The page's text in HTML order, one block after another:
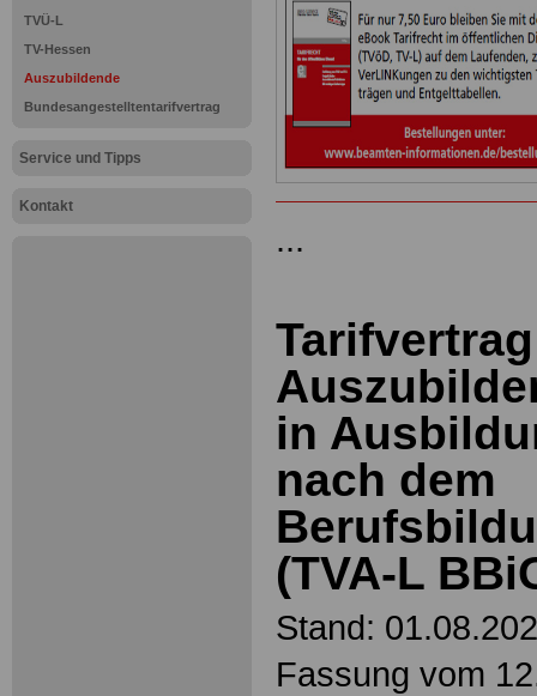
TVÜ-L
TV-Hessen
Auszubildende
Bundesangestelltentarifvertrag
Service und Tipps
Kontakt
...
in
nach dem
(TVA-L
Stand:
Fassung vom